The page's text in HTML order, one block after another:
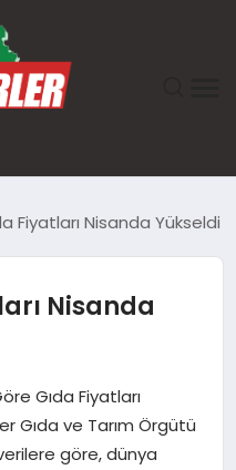
Fiyatları Nisanda Yükseldi
Nisanda
Gıda Fiyatları
Gıda ve Tarım Örgütü
göre, dünya